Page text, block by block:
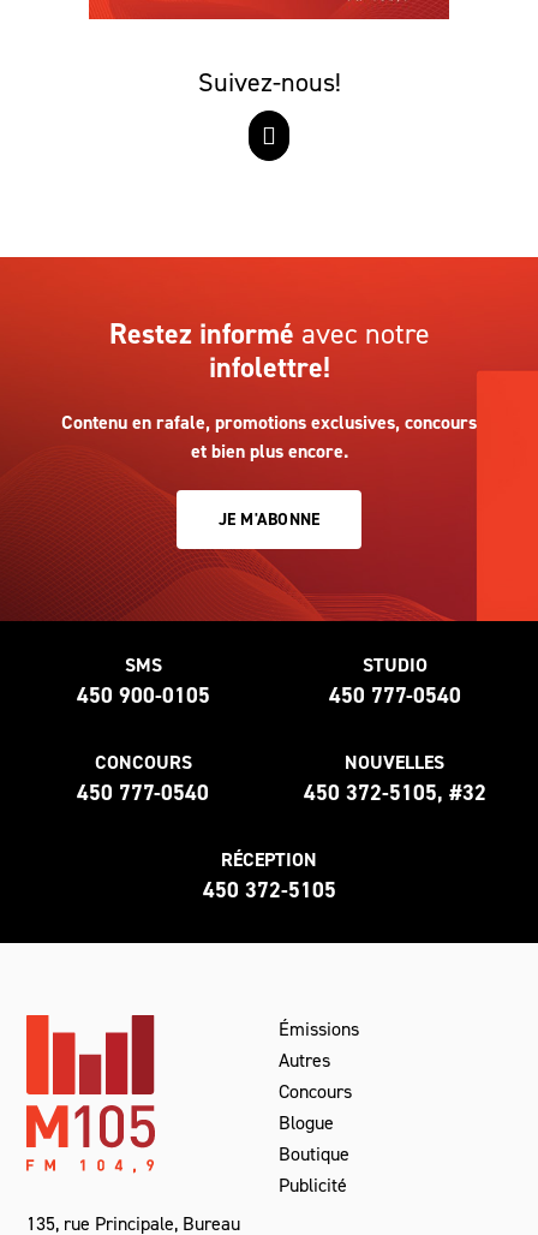
Suivez-nous!
Restez informé avec notre
infolettre!
Contenu en rafale, promotions exclusives, concours
et bien plus encore.
JE M'ABONNE
SMS
450 900-0105
STUDIO
450 777-0540
CONCOURS
450 777-0540
NOUVELLES
450 372-5105, #32
RÉCEPTION
450 372-5105
135, rue Principale, Bureau
Émissions
Autres
Concours
Blogue
Boutique
Publicité